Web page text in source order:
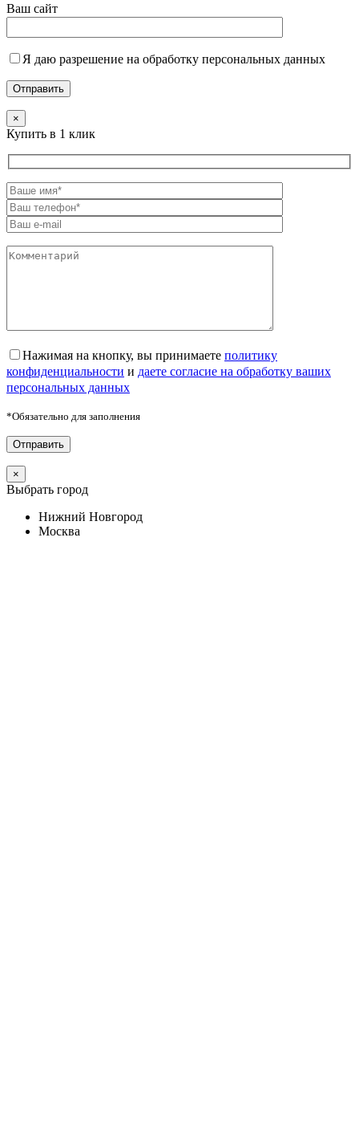
Ваш сайт
Я даю разрешение на обработку персональных данных
×
Купить в 1 клик
Нажимая на кнопку, вы принимаете политику
конфиденциальности и даете согласие на обработку ваших
персональных данных
*Обязательно для заполнения
×
Выбрать город
Нижний Новгород
Москва